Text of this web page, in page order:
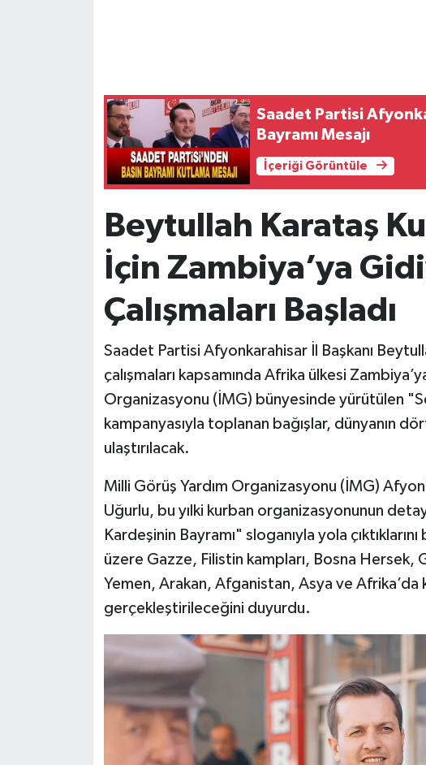
Saadet Partisi
Bayramı Mesajı
İçeriği Görüntüle
Beytullah Karataş
İçin Zambiya’ya
Çalışmaları Başladı
Saadet Partisi Afyonkarahisar İl Başkanı
çalışmaları kapsamında Afrika ülkesi
Organizasyonu (İMG) bünyesinde yürütülen
kampanyasıyla toplanan bağışlar, dünyanın
ulaştırılacak.
Milli Görüş Yardım Organizasyonu (İMG)
Uğurlu, bu yılki kurban organizasyonunun
Kardeşinin Bayramı" sloganıyla yola
üzere Gazze, Filistin kampları, Bosna Hersek,
Yemen, Arakan, Afganistan, Asya ve Afrika’da
gerçekleştirileceğini duyurdu.